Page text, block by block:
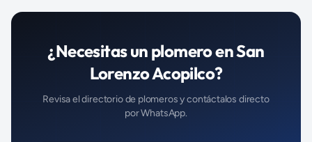
¿Necesitas un plomeroenSan
Lorenzo Acopilco?
Revisa el directorio de plomerosy contáctalos directo
por WhatsApp.